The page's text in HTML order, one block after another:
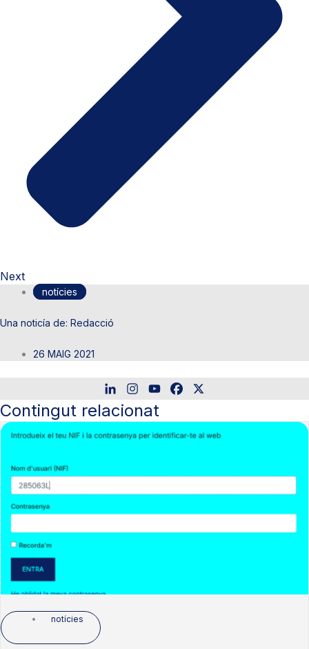
Next
notícies
Redacció
26 MAIG 2021
Contingut relacionat
notícies